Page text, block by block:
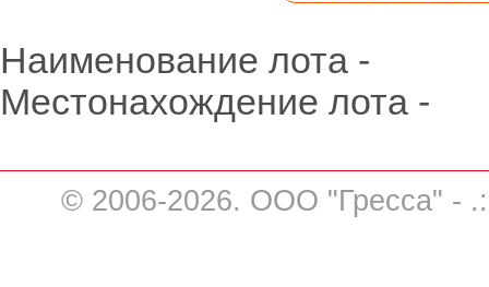
Наименование лота -
Местонахождение лота -
© 2006-2026. ООО "Гресса" -